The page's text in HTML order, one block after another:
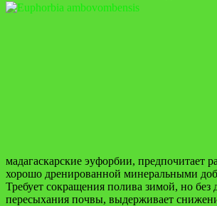
мадагаскарские эуфорбии, предпочитает
хорошо дренированной минеральными
Требует сокращения полива зимой, но
пересыхания почвы, выдерживает